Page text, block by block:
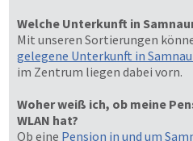
Welche Unterkunft in
Mit unseren Sortierungen
gelegene Unterkunft in
im Zentrum liegen dabei vorn.
Woher weiß ich, ob meine
WLAN hat?
Ob eine Pension in und um